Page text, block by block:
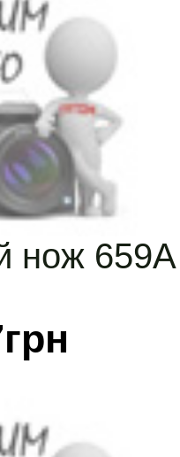
грн
нож 659А